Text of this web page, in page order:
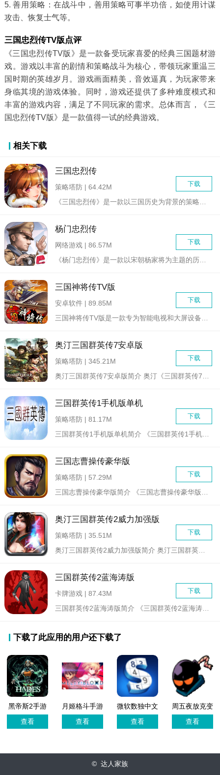
5. 善用策略：在战斗中，善用策略可事半功倍，如使用计谋
攻击、恢复士气等。
三国忠烈传TV版点评
《三国忠烈传TV版》是一款备受玩家喜爱的经典三国题材游
戏。游戏以丰富的剧情和策略战斗为核心，带领玩家重温三
国时期的英雄岁月。游戏画面精美，音效逼真，为玩家带来
身临其境的游戏体验。同时，游戏还提供了多种难度模式和
丰富的游戏内容，满足了不同玩家的需求。总体而言，《三
国忠烈传TV版》是一款值得一试的经典游戏。
相关下载
三国忠烈传
下载
策略塔防 | 64.42M
杨门忠烈传
下载
网络游戏 | 86.57M
三国神将传TV版
下载
安卓软件 | 89.85M
奥汀三国群英传7安卓版
下载
策略塔防 | 345.21M
三国群英传1手机版单机
下载
策略塔防 | 81.17M
三国志曹操传豪华版
下载
策略塔防 | 57.29M
奥汀三国群英传2威力加强版
下载
策略塔防 | 35.51M
三国群英传2蓝海涛版
下载
卡牌游戏 | 87.43M
下载了此应用的用户还下载了
黑帝斯2手游
移植版
查看
月姬格斗手游
单机版
查看
微软数独中文
免广告版
查看
周五夜放克变
装模组
查看
© 达人家族